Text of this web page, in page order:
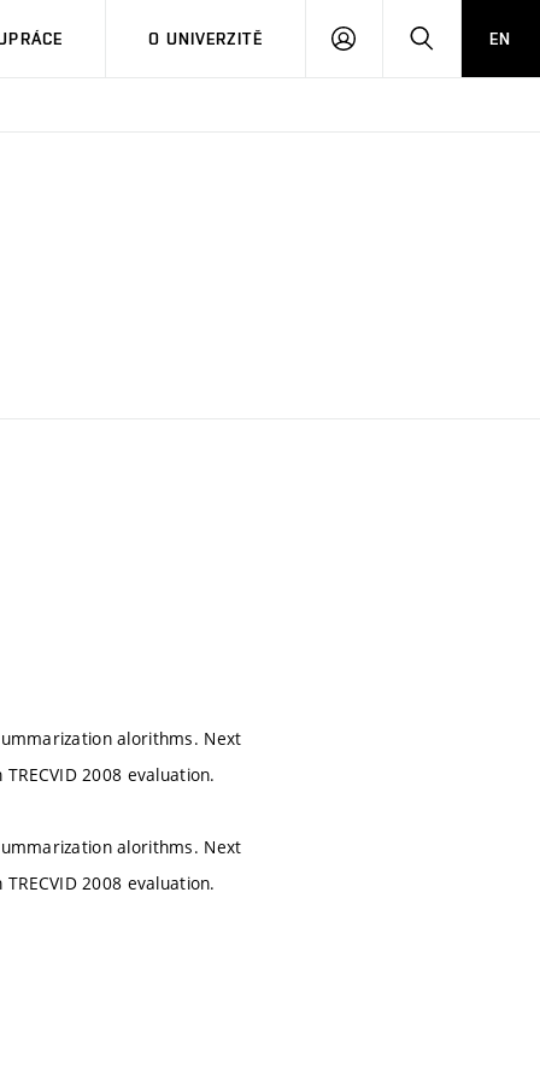
O UNIVERZITĚ
PŘIHLÁSIT HLEDATEN
alorithms. Next
2008 evaluation.
alorithms. Next
2008 evaluation.